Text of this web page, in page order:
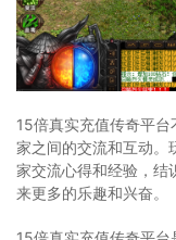
15倍真实充值传奇平
家之间的交流和互动。
家交流心得和经验，结
来更多的乐趣和兴奋。